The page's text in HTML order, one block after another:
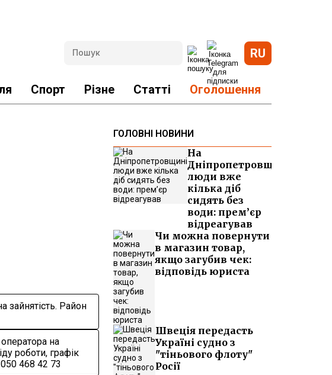
RU
Спорт Різне Статті Оголошення
зайнятість. Район
на
роботи, графік
468 42 73
ГОЛОВНІ НОВИНИ
На
Дніпропетровщині
люди вже
кілька діб
сидять без
води: прем’єр
відреагував
Чи можна повернути
в магазин товар,
якщо загубив чек:
відповідь юриста
Швеція передасть
Україні судно з
"тіньового флоту"
Росії